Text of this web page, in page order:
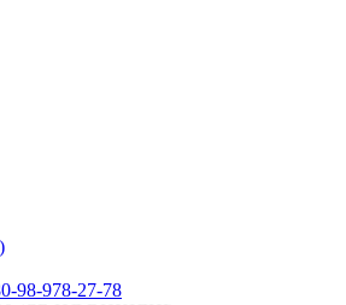
98-978-27-78